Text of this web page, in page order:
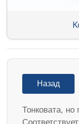
Назад
Тонковата, но